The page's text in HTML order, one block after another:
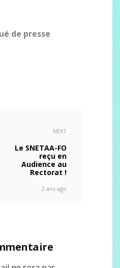
de presse
NEXT
Le SNETAA-FO
reçu en
Audience au
Rectorat !
2 ans ago